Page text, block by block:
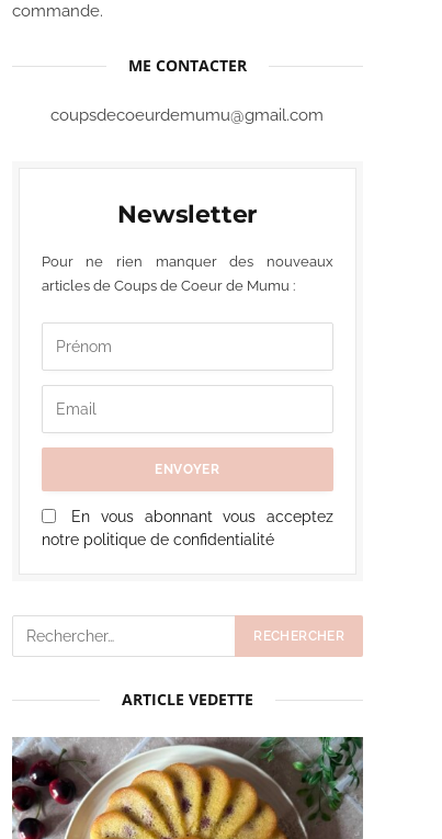
commande.
ME CONTACTER
coupsdecoeurdemumu@gmail.com
Newsletter
Pour ne rien manquer des nouveaux
articles de Coups de Coeur de Mumu :
En vous abonnant vous acceptez
notre politique de confidentialité
ARTICLE VEDETTE